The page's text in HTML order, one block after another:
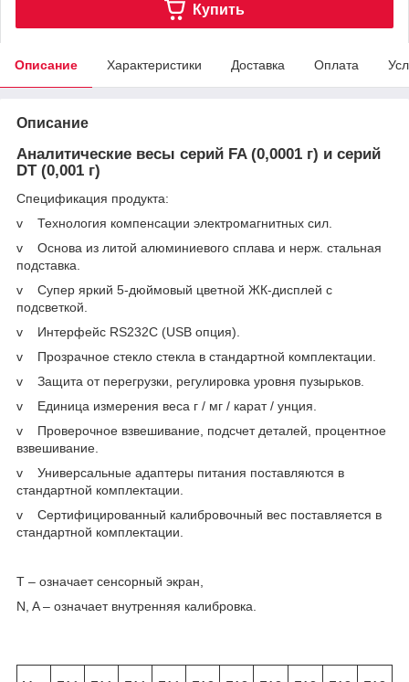
Купить
Описание Характеристики Доставка Оплата
Описание
Аналитические весы серий FA (0,0001 г) и серий
DT (0,001 г)
Спецификация продукта:
v Технология компенсации электромагнитных сил.
v Основа из литой алюминиевого сплава и нерж. стальная
подставка.
v Супер яркий 5-дюймовый цветной ЖК-дисплей с
подсветкой.
v Интерфейс RS232C (USB опция).
v Прозрачное стекло стекла в стандартной комплектации.
v Защита от перегрузки, регулировка уровня пузырьков.
v Единица измерения веса г / мг / карат / унция.
v Проверочное взвешивание, подсчет деталей, процентное
взвешивание.
v Универсальные адаптеры питания поставляются в
стандартной комплектации.
v Сертифицированный калибровочный вес поставляется в
стандартной комплектации.
T – означает сенсорный экран,
N, A – означает внутренняя калибровка.